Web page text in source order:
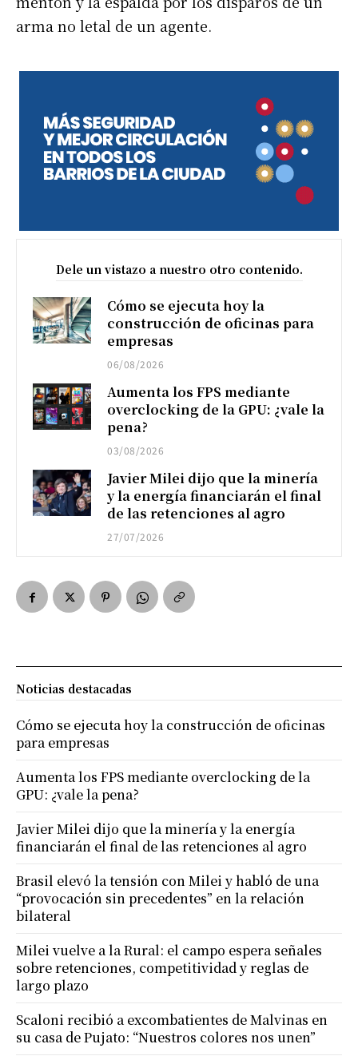
arma no letal de un agente.
Dele un vistazo a nuestro otro contenido.
Cómo se ejecuta hoy la
construcción de oficinas para
empresas
06/08/2026
Aumenta los FPS mediante
overclocking de la GPU: ¿vale la
pena?
03/08/2026
Javier Milei dijo que la minería
y la energía financiarán el final
de las retenciones al agro
27/07/2026
Noticias destacadas
Cómo se ejecuta hoy la construcción de oficinas
para empresas
Aumenta los FPS mediante overclocking de la
GPU: ¿vale la pena?
Javier Milei dijo que la minería y la energía
financiarán el final de las retenciones al agro
Brasil elevó la tensión con Milei y habló de una
“provocación sin precedentes” en la relación
bilateral
Milei vuelve a la Rural: el campo espera señales
sobre retenciones, competitividad y reglas de
largo plazo
Scaloni recibió a excombatientes de Malvinas en
su casa de Pujato: “Nuestros colores nos unen”